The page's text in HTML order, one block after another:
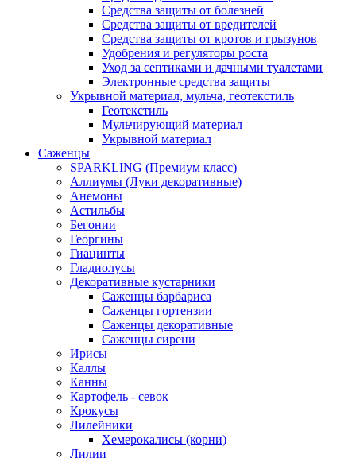
Средства защиты от болезней
Средства защиты от вредителей
Средства защиты от кротов и грызунов
Удобрения и регуляторы роста
Уход за септиками и дачными туалетами
Электронные средства защиты
Укрывной материал, мульча, геотекстиль
Геотекстиль
Мульчирующий материал
Укрывной материал
Саженцы
SPARKLING (Премиум класс)
Аллиумы (Луки декоративные)
Анемоны
Астильбы
Бегонии
Георгины
Гиацинты
Гладиолусы
Декоративные кустарники
Саженцы барбариса
Саженцы гортензии
Саженцы декоративные
Саженцы сирени
Ирисы
Каллы
Канны
Картофель - севок
Крокусы
Лилейники
Хемерокалисы (корни)
Лилии